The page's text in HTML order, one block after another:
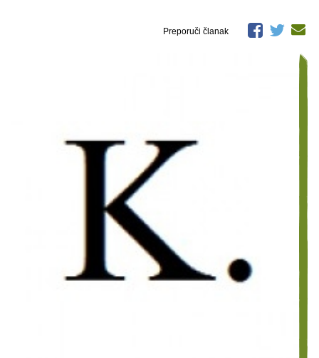
Preporuči članak